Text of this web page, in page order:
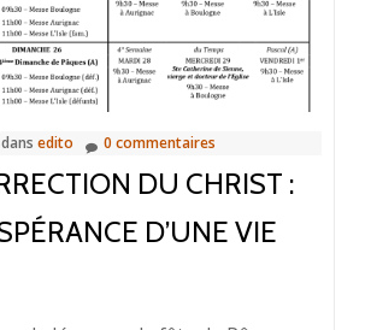
edito 0 commentaires
DU CHRIST :
D’UNE VIE